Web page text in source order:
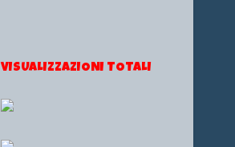
VISUALIZZAZIONI TOTALI